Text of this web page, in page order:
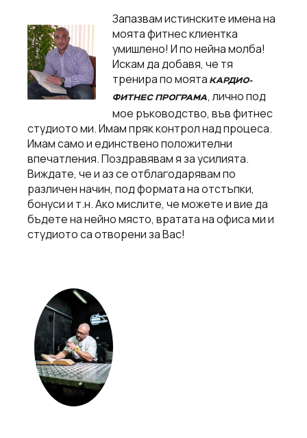
Запазвам истинските имена на
моята фитнес клиентка
умишлено! И по нейна молба!
Искам да добавя, че тя
тренира по моята КАРДИО-
ФИТНЕС ПРОГРАМА, лично под
мое ръководство, във фитнес
студиото ми. Имам пряк контрол над процеса.
Имам само и единствено положителни
впечатления. Поздравявам я за усилията.
Виждате, че и аз се отблагодарявам по
различен начин, под формата на отстъпки,
бонуси и т.н. Ако мислите, че можете и вие да
бъдете на нейно място, вратата на офиса ми и
студиото са отворени за Вас!